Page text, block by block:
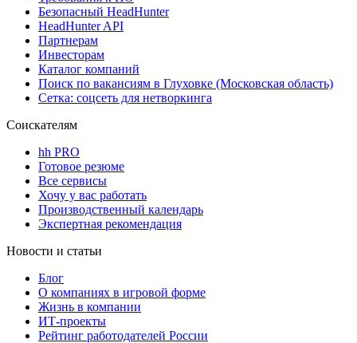
Безопасный HeadHunter
HeadHunter API
Партнерам
Инвесторам
Каталог компаний
Поиск по вакансиям в Глуховке (Московская область)
Сетка: соцсеть для нетворкинга
Соискателям
hh PRO
Готовое резюме
Все сервисы
Хочу у вас работать
Производственный календарь
Экспертная рекомендация
Новости и статьи
Блог
О компаниях в игровой форме
Жизнь в компании
ИТ-проекты
Рейтинг работодателей России